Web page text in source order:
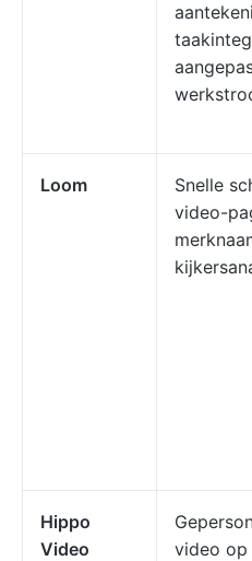
Loom
Snelle
video-
Hippo
Video
video op